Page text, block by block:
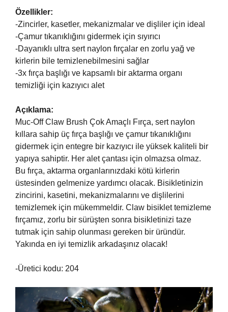
Özellikler:
-Zincirler, kasetler, mekanizmalar ve dişliler için ideal
-Çamur tıkanıklığını gidermek için sıyırıcı
-Dayanıklı ultra sert naylon fırçalar en zorlu yağ ve
kirlerin bile temizlenebilmesini sağlar
-3x fırça başlığı ve kapsamlı bir aktarma organı
temizliği için kazıyıcı alet
Açıklama:
Muc-Off Claw Brush Çok Amaçlı Fırça, sert naylon
kıllara sahip üç fırça başlığı ve çamur tıkanıklığını
gidermek için entegre bir kazıyıcı ile yüksek kaliteli bir
yapıya sahiptir. Her alet çantası için olmazsa olmaz.
Bu fırça, aktarma organlarınızdaki kötü kirlerin
üstesinden gelmenize yardımcı olacak. Bisikletinizin
zincirini, kasetini, mekanizmalarını ve dişlilerini
temizlemek için mükemmeldir. Claw bisiklet temizleme
fırçamız, zorlu bir sürüşten sonra bisikletinizi taze
tutmak için sahip olunması gereken bir üründür.
Yakında en iyi temizlik arkadaşınız olacak!
-Üretici kodu: 204